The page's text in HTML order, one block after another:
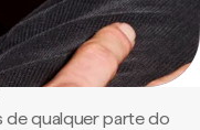
de qualquer parte do